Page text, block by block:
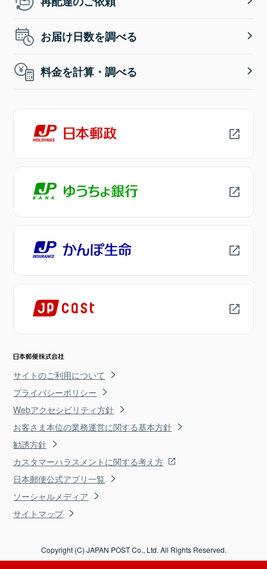
お届け日数を調べる
料金を計算・調べる
サイトのご利用について
プライバシーポリシー
Webアクセシビリティ方針
お客さま本位の業務運営に関する基本方針
勧誘方針
カスタマーハラスメントに関する考え方
日本郵便公式アプリ一覧
ソーシャルメディア
サイトマップ
Copyright (C) JAPAN POST Co., Ltd. All Rights Reserved.